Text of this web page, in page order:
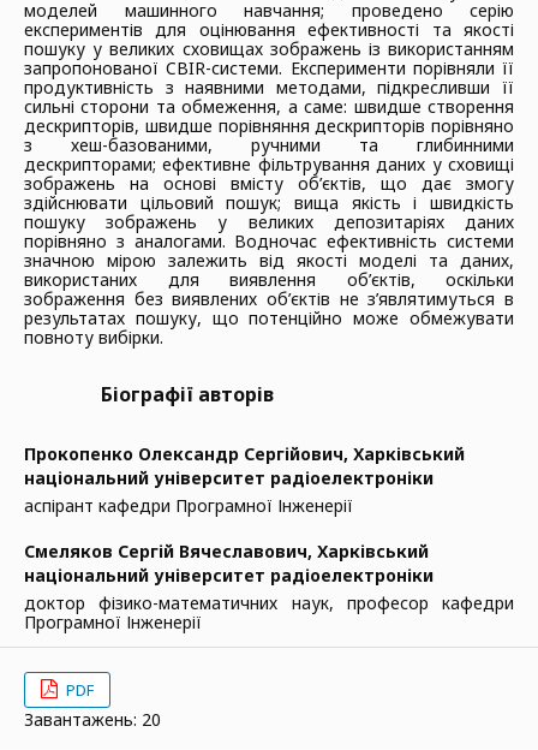
моделей машинного навчання; проведено серію
експериментів для оцінювання ефективності та якості
пошуку у великих сховищах зображень із використанням
запропонованої CBIR-системи. Експерименти порівняли її
продуктивність з наявними методами, підкресливши її
сильні сторони та обмеження, а саме: швидше створення
дескрипторів, швидше порівняння дескрипторів порівняно
з хеш-базованими, ручними та глибинними
дескрипторами; ефективне фільтрування даних у сховищі
зображень на основі вмісту об’єктів, що дає змогу
здійснювати цільовий пошук; вища якість і швидкість
пошуку зображень у великих депозитаріях даних
порівняно з аналогами. Водночас ефективність системи
значною мірою залежить від якості моделі та даних,
використаних для виявлення об’єктів, оскільки
зображення без виявлених об’єктів не з’являтимуться в
результатах пошуку, що потенційно може обмежувати
повноту вибірки.
Біографії авторів
Прокопенко Олександр Сергійович, Харківський
національний університет радіоелектроніки
аспірант кафедри Програмної Інженерії
Смеляков Сергій Вячеславович, Харківський
національний університет радіоелектроніки
доктор фізико-математичних наук, професор кафедри
Програмної Інженерії
PDF
Завантажень: 20